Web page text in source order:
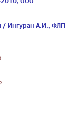
/ Ингуран А.И., ФЛП